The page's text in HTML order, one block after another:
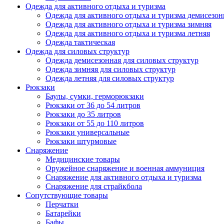
Одежда для активного отдыха и туризма
Одежда для активного отдыха и туризма
Одежда для активного отдыха и туризма зимняя
Одежда для активного отдыха и туризма летняя
Одежда тактическая
Одежда для силовых структур
Одежда демисезонная для силовых структур
Одежда зимняя для силовых структур
Одежда летняя для силовых структур
Рюкзаки
Баулы, сумки, герморюкзаки
Рюкзаки от 36 до 54 литров
Рюкзаки до 35 литров
Рюкзаки от 55 до 110 литров
Рюкзаки универсальные
Рюкзаки штурмовые
Снаряжение
Медицинские товары
Оружейное снаряжение и военная аммуниция
Снаряжение для активного отдыха и туризма
Снаряжение для страйкбола
Сопутствующие товары
Перчатки
Батарейки
Бафы